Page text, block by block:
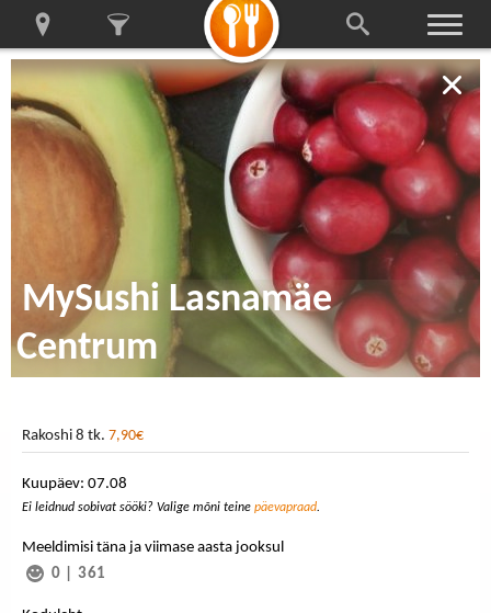
MySushi Lasnamäe
Centrum
Rakoshi 8 tk. 7,90€
Kuupäev: 07.08
Ei leidnud sobivat sööki? Valige mõni teine päevapraad.
Meeldimisi täna ja viimase aasta jooksul
0
361